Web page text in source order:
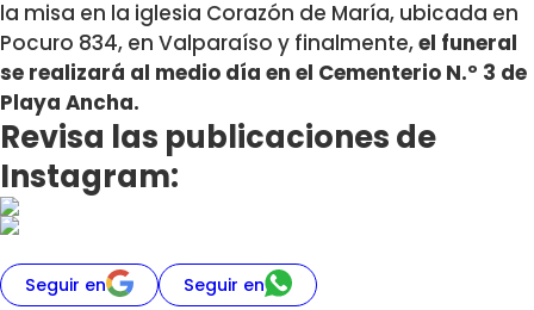
la misa en la iglesia Corazón de María, ubicada en
Pocuro 834, en Valparaíso y finalmente,el funeral
se realizará al medio día en el Cementerio N.º 3 de
Playa Ancha.
Revisa las publicaciones de
Instagram:
Seguir en Seguir en